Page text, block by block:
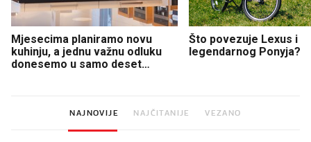
Mjesecima planiramo novu
kuhinju, a jednu važnu odluku
donesemo u samo deset
Što povezuje Lexus i
legendarnog Ponyja?
NAJNOVIJE NAJČITANIJE VEZANO